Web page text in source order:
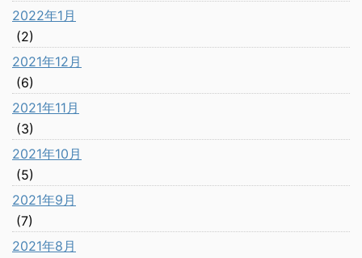
2022年1月
(2)
2021年12月
(6)
2021年11月
(3)
2021年10月
(5)
2021年9月
(7)
2021年8月